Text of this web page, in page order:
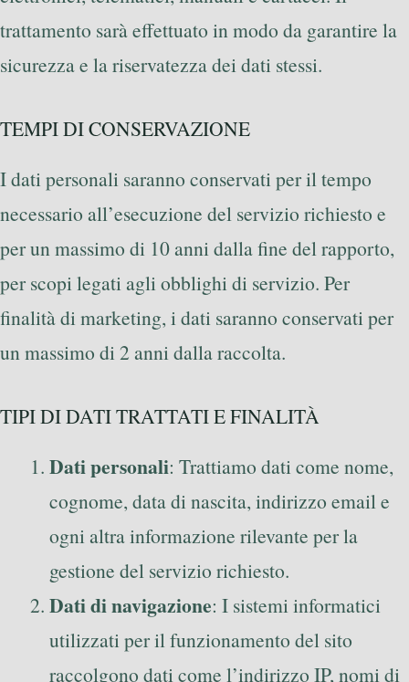
trattamento sarà effettuato in modo da garantire la
sicurezza e la riservatezza dei dati stessi.
TEMPI DI CONSERVAZIONE
I dati personali saranno conservati per il tempo
necessario all’esecuzione del servizio richiesto e
per un massimo di 10 anni dalla fine del rapporto,
per scopi legati agli obblighi di servizio. Per
finalità di marketing, i dati saranno conservati per
un massimo di 2 anni dalla raccolta.
TIPI DI DATI TRATTATI E FINALITÀ
Dati personali: Trattiamo dati come nome,
cognome, data di nascita, indirizzo email e
ogni altra informazione rilevante per la
gestione del servizio richiesto.
Dati di navigazione: I sistemi informatici
utilizzati per il funzionamento del sito
raccolgono dati come l’indirizzo IP, nomi di